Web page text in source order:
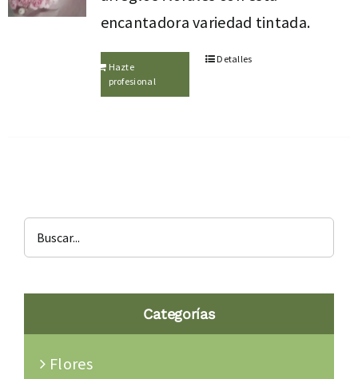
encantadora variedad tintada.
Hazte
profesional
Detalles
Categorías
Flores